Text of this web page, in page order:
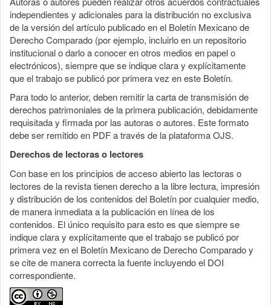
independientes y adicionales para la distribución no exclusiva
de la versión del artículo publicado en el Boletín Mexicano de
Derecho Comparado (por ejemplo, incluirlo en un repositorio
institucional o darlo a conocer en otros medios en papel o
electrónicos), siempre que se indique clara y explícitamente
que el trabajo se publicó por primera vez en este Boletín.
Para todo lo anterior, deben remitir la carta de transmisión de
derechos patrimoniales de la primera publicación, debidamente
requisitada y firmada por las autoras o autores. Este formato
debe ser remitido en PDF a través de la plataforma OJS.
Derechos de lectoras o lectores
Con base en los principios de acceso abierto las lectoras o
lectores de la revista tienen derecho a la libre lectura, impresión
y distribución de los contenidos del Boletín por cualquier medio,
de manera inmediata a la publicación en línea de los
contenidos. El único requisito para esto es que siempre se
indique clara y explícitamente que el trabajo se publicó por
primera vez en el Boletín Mexicano de Derecho Comparado y
se cite de manera correcta la fuente incluyendo el DOI
correspondiente.